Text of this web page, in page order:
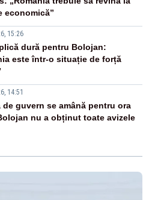
economică”
15:26
dură pentru Bolojan:
este într-o situație de forță
14:51
de guvern se amână pentru ora
nu a obținut toate avizele